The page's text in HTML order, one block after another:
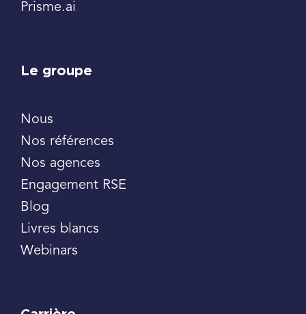
Prisme.ai
Le groupe
Nous
Nos références
Nos agences
Engagement RSE
Blog
Livres blancs
Webinars